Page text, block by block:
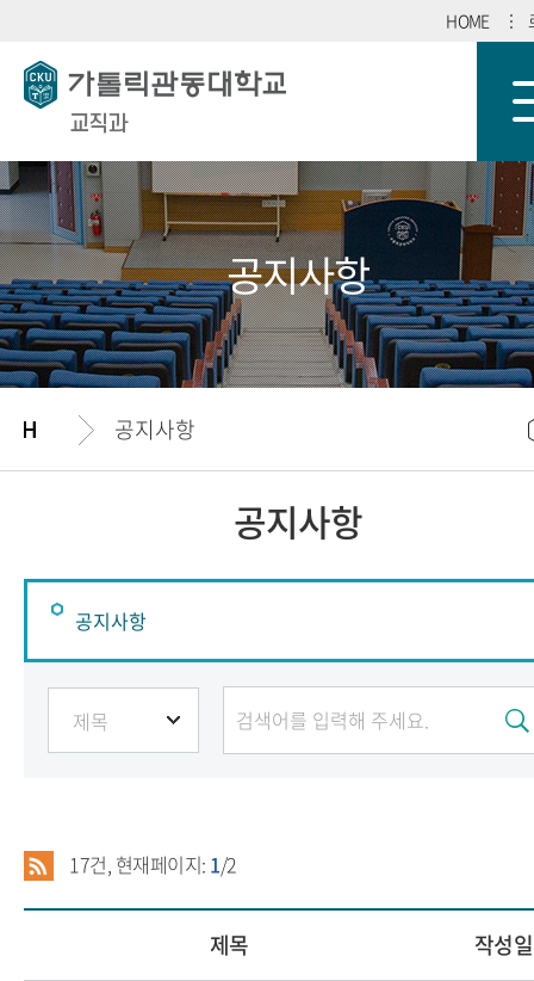
HOME
교직과
공지사항
공지사항
공지사항
공지사항
공지사항
서식자료
17건, 현재페이지: 1/2
제목 작성일